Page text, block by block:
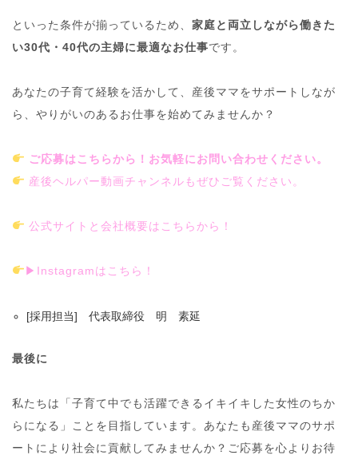
といった条件が揃っているため、 家庭と両立しながら働きた
い30代・40代の主婦に最適なお仕事です。
あなたの子育て経験を活かして、産後ママをサポートしなが
ら、やりがいのあるお仕事を始めてみませんか？
ご応募はこちらから！お気軽にお問い合わせください。
産後ヘルパー動画チャンネルもぜひご覧ください。
公式サイトと会社概要はこちらから！
▶Instagramはこちら！
[採用担当] 代表取締役 明 素延
最後に
私たちは「子育て中でも活躍できるイキイキした女性のちか
らになる」ことを目指しています。あなたも産後ママのサポ
ートにより社会に貢献してみませんか？ご応募を心よりお待